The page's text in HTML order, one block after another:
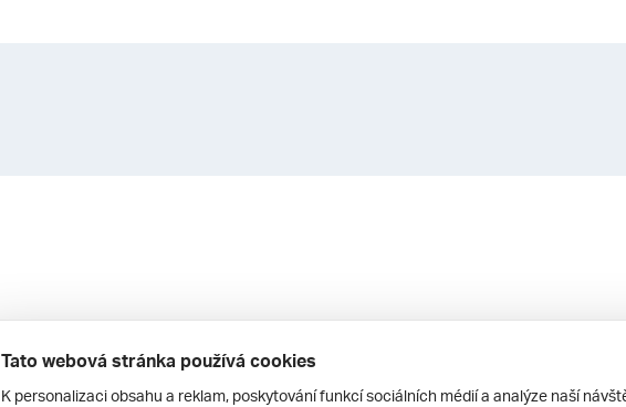
Tato webová stránka používá cookies
K personalizaci obsahu a reklam, poskytování funkcí sociálních médií a analýze naší